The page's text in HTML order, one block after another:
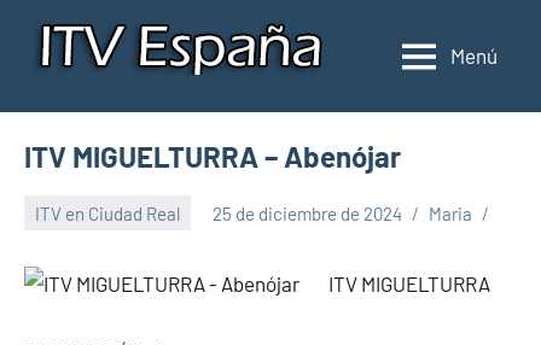
Inspección
de
ITV
Donde
ITV
España
Menú
ITV MIGUELTURRA – Abenójar
ITV en Ciudad Real 25 de diciembre de 2024 Maria
ITV MIGUELTURRA